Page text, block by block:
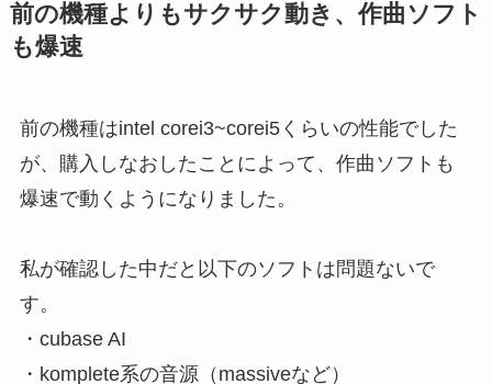
前の機種よりもサクサク動き、作曲ソフト
も爆速
前の機種はintel corei3~corei5くらいの性能でした
が、購入しなおしたことによって、作曲ソフトも
爆速で動くようになりました。
私が確認した中だと以下のソフトは問題ないで
す。
・cubase AI
・komplete系の音源（massiveなど）